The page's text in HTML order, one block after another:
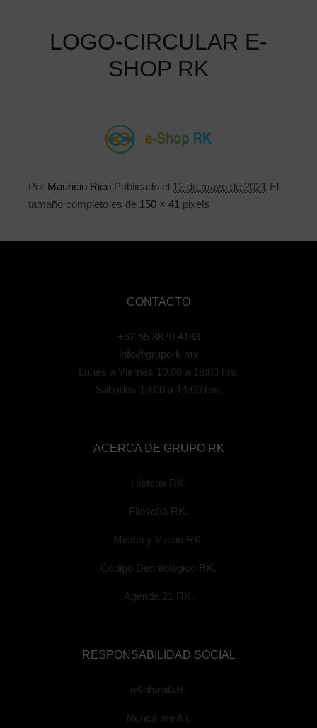
LOGO-CIRCULAR E-
SHOP RK
Por Mauricio Rico Publicado el 12 de mayo de 2021 El
tamaño completo es de 150 × 41 pixels
CONTACTO
+52 55 8870 4183
info@grupork.mx
Lunes a Viernes 10:00 a 18:00 hrs.
Sábados 10:00 a 14:00 hrs.
ACERCA DE GRUPO RK
Historia RK.
Filosofía RK.
Misión y Visión RK.
Código Deontológico RK.
Agenda 21 RK.
RESPONSABILIDAD SOCIAL
eKohabitaR.
Nunca me fui.